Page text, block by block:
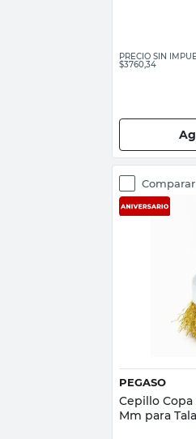
PRECIO SIN
$3760,34
Comparar
PEGASO
Cepillo
Mm para